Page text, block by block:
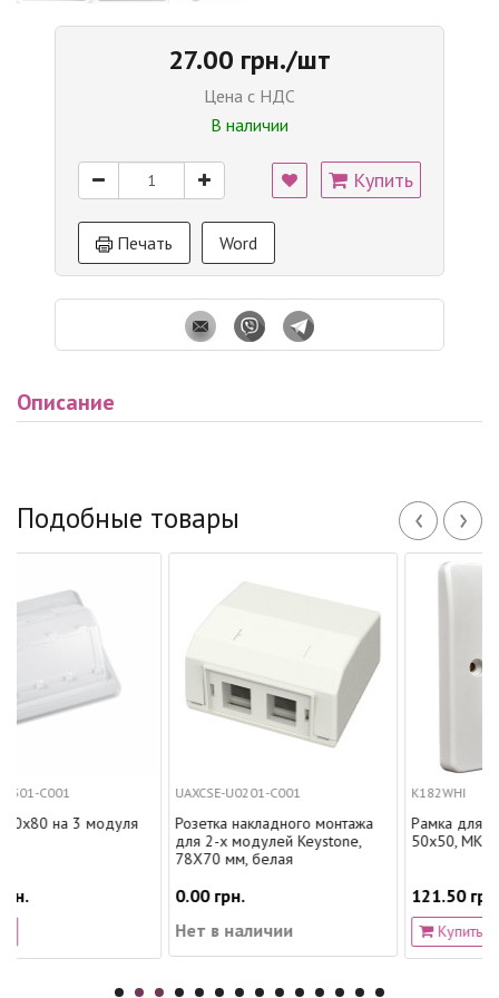
27.00 грн./шт
Цена с НДС
В наличии
Купить
Печать Word
Описание
Подобные товары ‹ ›
UAXCSE-U0201-C001
Розетка накладного монтажа
для 2-х модулей Keystone,
78Х70 мм, белая
Нет в наличии
Рамка для установки 1
50х50, MK